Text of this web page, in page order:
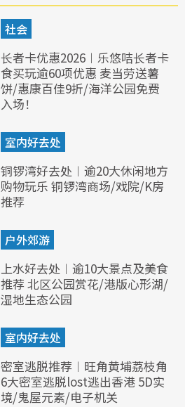
社会
长者卡优惠2026︱乐悠咭长者卡
食买玩逾60项优惠 麦当劳送薯
饼/惠康百佳9折/海洋公园免费
入场！
室内好去处
铜锣湾好去处︱逾20大休闲地方
购物玩乐 铜锣湾商场/戏院/K房
推荐
户外郊游
上水好去处︱逾10大景点及美食
推荐 北区公园赏花/港版心形湖/
湿地生态公园
室内好去处
密室逃脱推荐︱旺角黄埔荔枝角
6大密室逃脱lost逃出香港 5D实
境/鬼屋元素/电子机关